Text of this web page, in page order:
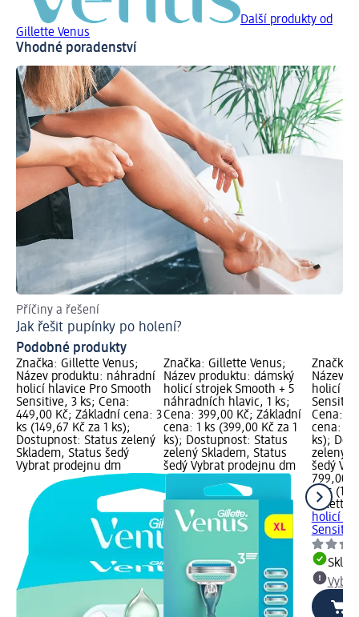
Další produkty od
Gillette Venus
Vhodné poradenství
Příčiny a řešení
Jak řešit pupínky po holení?
Podobné produkty
Značka: Gillette Venus;
Název produktu: náhradní
holicí hlavice Pro Smooth
Sensitive, 3 ks; Cena:
449,00 Kč; Základní cena: 3
ks (149,67 Kč za 1 ks);
Dostupnost: Status zelený
Skladem, Status šedý
Vybrat prodejnu dm
Značka: Gillette Venus;
Název produktu: dámský
holicí strojek Smooth + 5
náhradních hlavic, 1 ks;
Cena: 399,00 Kč; Základní
cena: 1 ks (399,00 Kč za 1
ks); Dostupnost: Status
zelený Skladem, Status
šedý Vybrat prodejnu dm
Značka:
Název
holicí
Cena:
cena: 6
ks);
zelený
šedý
799,00
6 ks
Gillette
holicí